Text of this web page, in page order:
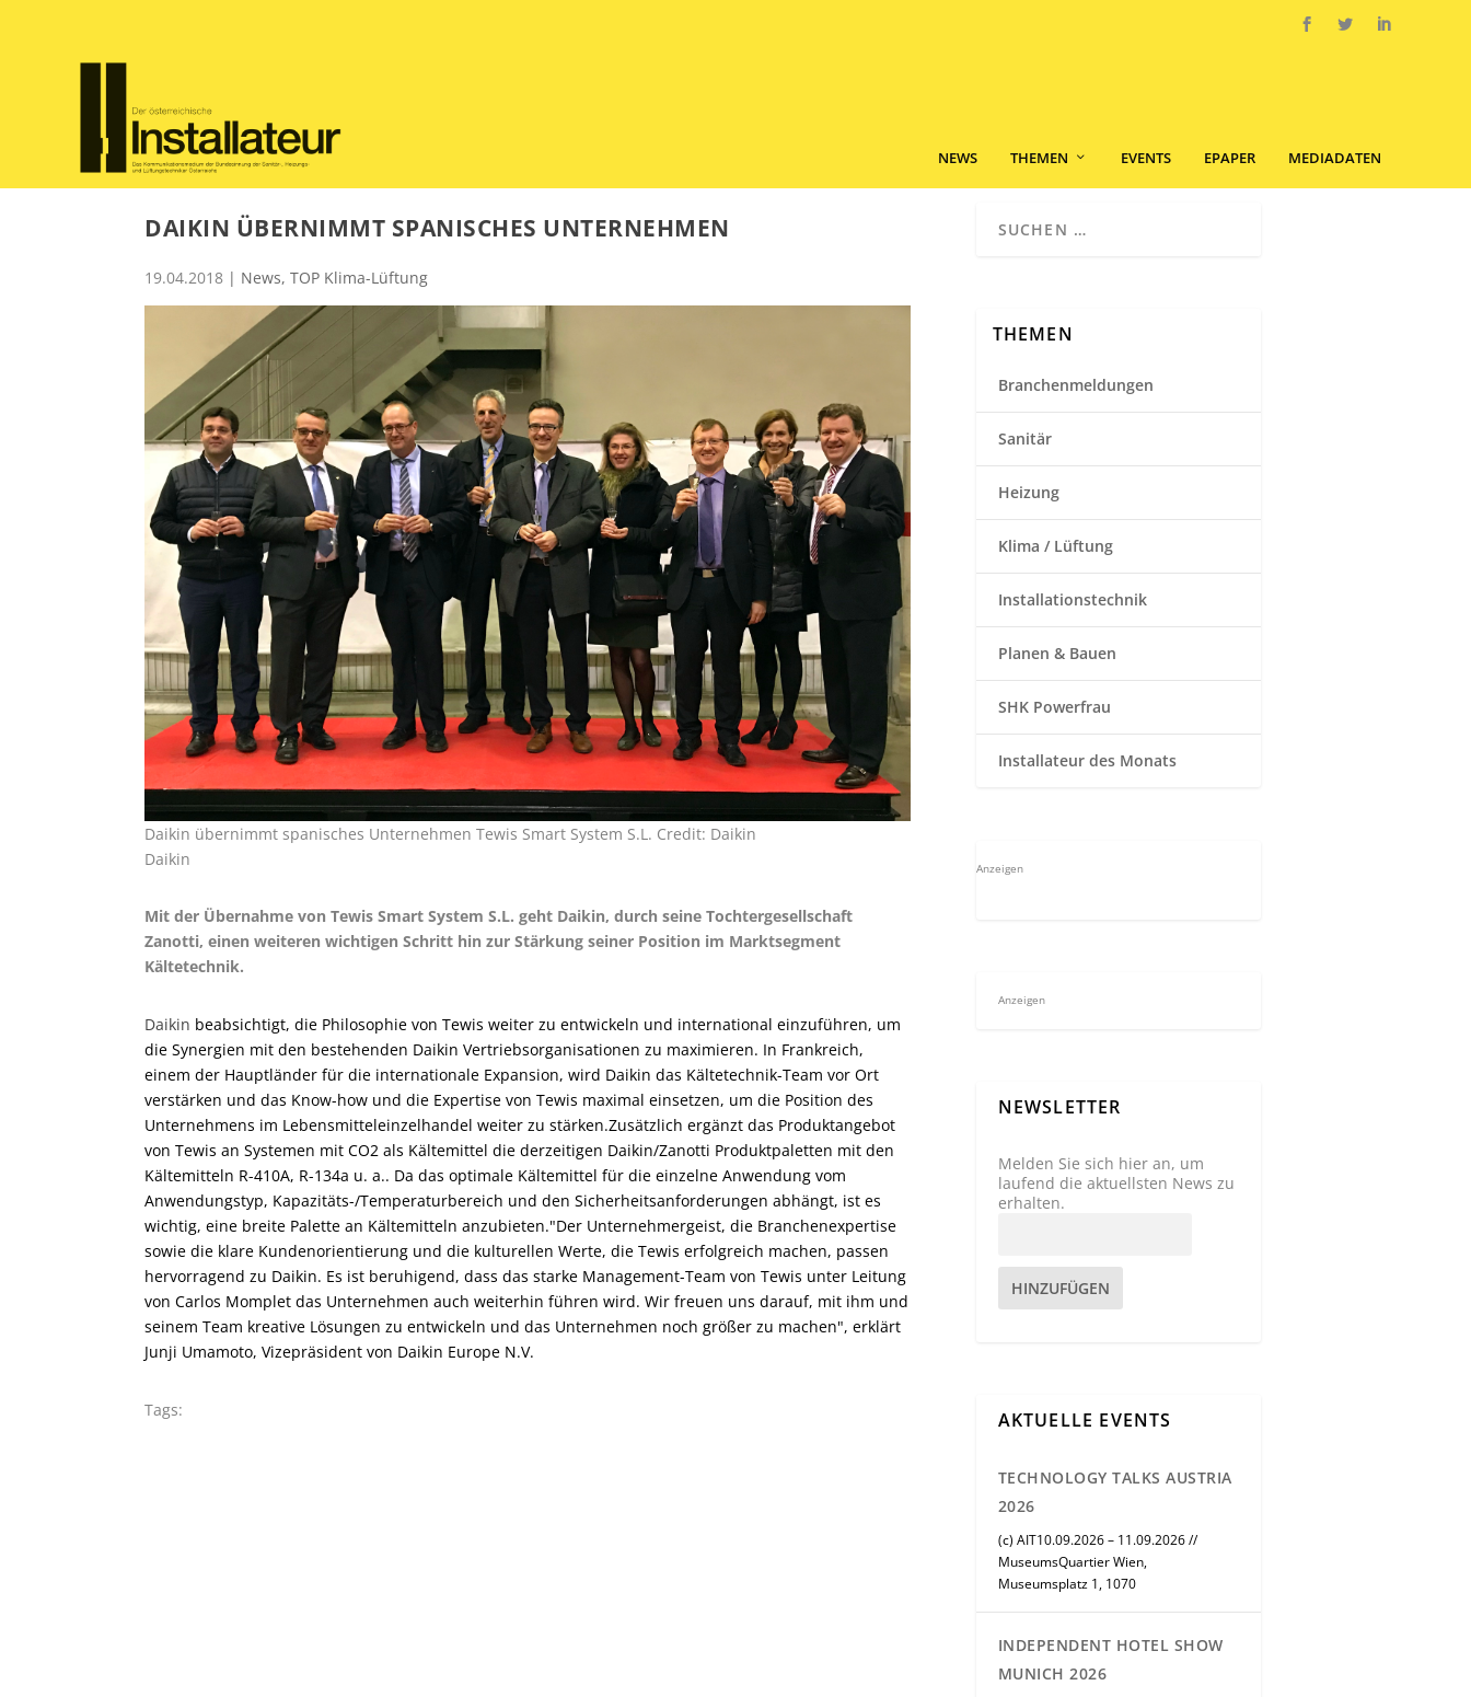
NEWS THEMEN EVENTS EPAPER MEDIADATEN
DAIKIN ÜBERNIMMT SPANISCHES UNTERNEHMEN
19.04.2018 | News, TOP Klima-Lüftung
Daikin übernimmt spanisches Unternehmen Tewis Smart System S.L. Credit: Daikin
Daikin
Mit der Übernahme von Tewis Smart System S.L. geht Daikin, durch seine Tochtergesellschaft
Zanotti, einen weiteren wichtigen Schritt hin zur Stärkung seiner Position im Marktsegment
Kältetechnik.
Daikin beabsichtigt, die Philosophie von Tewis weiter zu entwickeln und international einzuführen, um
die Synergien mit den bestehenden Daikin Vertriebsorganisationen zu maximieren. In Frankreich,
einem der Hauptländer für die internationale Expansion, wird Daikin das Kältetechnik-Team vor Ort
verstärken und das Know-how und die Expertise von Tewis maximal einsetzen, um die Position des
Unternehmens im Lebensmitteleinzelhandel weiter zu stärken.Zusätzlich ergänzt das Produktangebot
von Tewis an Systemen mit CO2 als Kältemittel die derzeitigen Daikin/Zanotti Produktpaletten mit den
Kältemitteln R-410A, R-134a u. a.. Da das optimale Kältemittel für die einzelne Anwendung vom
Anwendungstyp, Kapazitäts-/Temperaturbereich und den Sicherheitsanforderungen abhängt, ist es
wichtig, eine breite Palette an Kältemitteln anzubieten."Der Unternehmergeist, die Branchenexpertise
sowie die klare Kundenorientierung und die kulturellen Werte, die Tewis erfolgreich machen, passen
hervorragend zu Daikin. Es ist beruhigend, dass das starke Management-Team von Tewis unter Leitung
von Carlos Momplet das Unternehmen auch weiterhin führen wird. Wir freuen uns darauf, mit ihm und
seinem Team kreative Lösungen zu entwickeln und das Unternehmen noch größer zu machen", erklärt
Junji Umamoto, Vizepräsident von Daikin Europe N.V.
Tags:
THEMEN
Branchenmeldungen
Sanitär
Heizung
Klima / Lüftung
Installationstechnik
Planen & Bauen
SHK Powerfrau
Installateur des Monats
Anzeigen
Anzeigen
NEWSLETTER
Melden Sie sich hier an, um
laufend die aktuellsten News zu
erhalten.
HINZUFÜGEN
AKTUELLE EVENTS
TECHNOLOGY TALKS AUSTRIA
2026
(c) AIT10.09.2026 – 11.09.2026 //
MuseumsQuartier Wien,
Museumsplatz 1, 1070
INDEPENDENT HOTEL SHOW
MUNICH 2026